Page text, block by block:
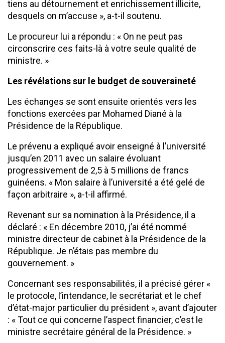
tiens au détournement et enrichissement illicite,
desquels on m’accuse », a-t-il soutenu.
Le procureur lui a répondu : « On ne peut pas
circonscrire ces faits-là à votre seule qualité de
ministre. »
Les révélations sur le budget de souveraineté
Les échanges se sont ensuite orientés vers les
fonctions exercées par Mohamed Diané à la
Présidence de la République.
Le prévenu a expliqué avoir enseigné à l’université
jusqu’en 2011 avec un salaire évoluant
progressivement de 2,5 à 5 millions de francs
guinéens. « Mon salaire à l’université a été gelé de
façon arbitraire », a-t-il affirmé.
Revenant sur sa nomination à la Présidence, il a
déclaré : « En décembre 2010, j’ai été nommé
ministre directeur de cabinet à la Présidence de la
République. Je n’étais pas membre du
gouvernement. »
Concernant ses responsabilités, il a précisé gérer «
le protocole, l’intendance, le secrétariat et le chef
d’état-major particulier du président », avant d’ajouter
: « Tout ce qui concerne l’aspect financier, c’est le
ministre secrétaire général de la Présidence. »